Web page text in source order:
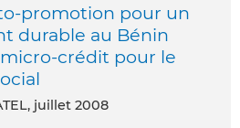
promotion pour un
durable au Bénin
crédit pour le
juillet 2008